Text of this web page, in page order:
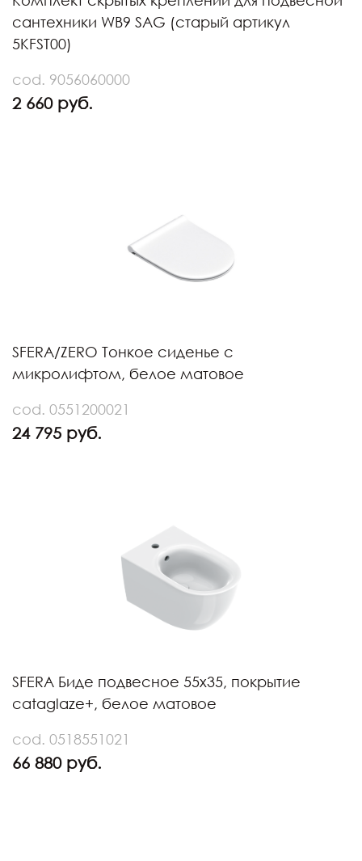
сантехники WB9 SAG (старый артикул
5KFST00)
cod. 9056060000
2 660 руб.
SFERA/ZERO Тонкое сиденье с
микролифтом, белое матовое
cod. 0551200021
24 795 руб.
SFERA Биде подвесное 55х35, покрытие
cataglaze+, белое матовое
cod. 0518551021
66 880 руб.